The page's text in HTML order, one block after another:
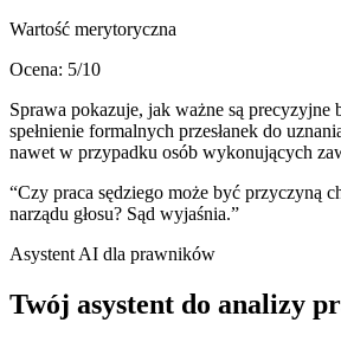
Wartość merytoryczna
Ocena: 5/10
Sprawa pokazuje, jak ważne są precyzyjne
spełnienie formalnych przesłanek do
nawet w przypadku osób wykonujących
“Czy praca sędziego może być przyczyną
narządu głosu? Sąd wyjaśnia.”
Asystent AI dla prawników
Twój asystent do analizy